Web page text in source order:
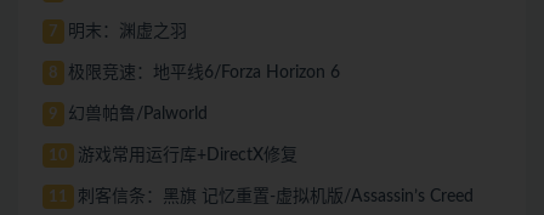
7 明末：渊虚之羽
8 极限竞速：地平线6/Forza Horizon 6
9 幻兽帕鲁/Palworld
10 游戏常用运行库+DirectX修复
11
刺客信条：黑旗 记忆重置-虚拟机版/Assassin’s Creed